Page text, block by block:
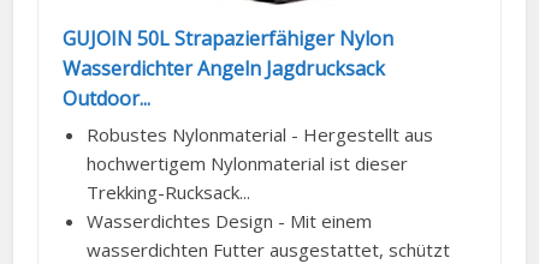
GUJOIN 50L Strapazierfähiger Nylon
Wasserdichter Angeln Jagdrucksack
Outdoor...
Robustes Nylonmaterial - Hergestellt aus
hochwertigem Nylonmaterial ist dieser
Trekking-Rucksack...
Wasserdichtes Design - Mit einem
wasserdichten Futter ausgestattet, schützt